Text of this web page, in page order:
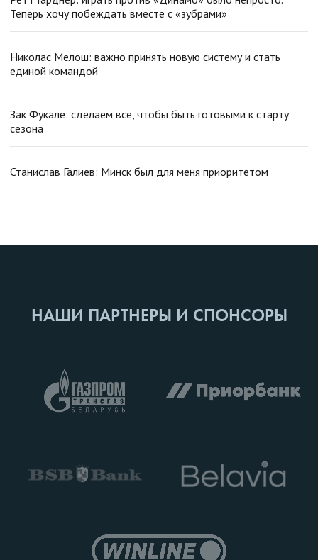
Теперь хочу побеждать вместе с «зубрами»
Николас Мелош: важно принять новую систему и стать
единой командой
Зак Фукале: сделаем все, чтобы быть готовыми к старту
сезона
Станислав Галиев: Минск был для меня приоритетом
НАШИ ПАРТНЕРЫ И СПОНСОРЫ